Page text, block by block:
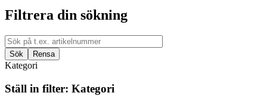
Filtrera din sökning
Kategori
Ställ in filter: Kategori